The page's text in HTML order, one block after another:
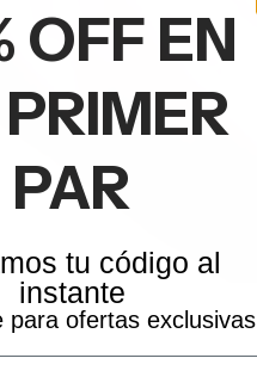
OFF EN
PAR
tu código al
instante
para ofertas exclusivas